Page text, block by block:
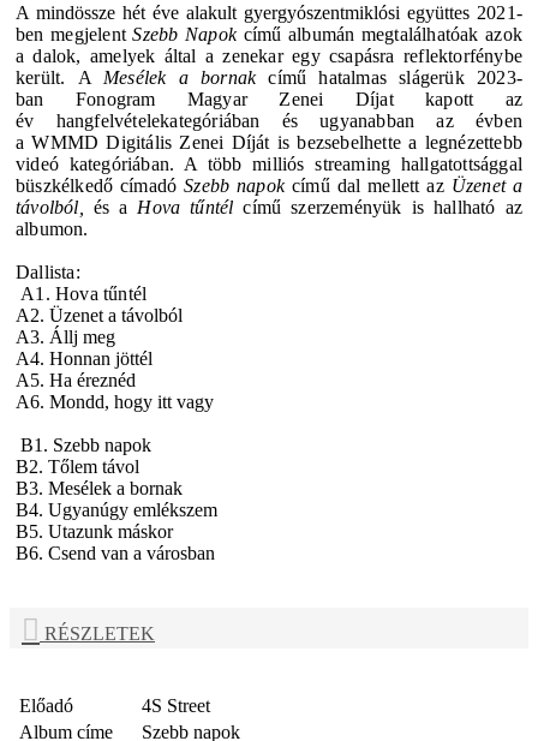
A mindössze hét éve alakult gyergyószentmiklósi együttes 2021-
ben megjelentSzebb Napokcímű albumán megtalálhatóak azok
a dalok, amelyek által a zenekaregy csapásra reflektorfénybe
került. A Mesélek a bornakcímű hatalmas slágerük 2023-
ban Fonogram Magyar Zenei Díjat kapott az
év hangfelvételekategóriában és ugyanabban az évben
aWMMD Digitális Zenei Díját is bezsebelhette a legnézettebb
videó kategóriában. A több milliósstreaming hallgatottsággal
büszkélkedő címadó Szebbnapokcímű dal mellett az Üzenet a
távolból,
és a Hovatűntélcímű szerzeményük is hallható az
albumon.
Dallista:
A1. Hova tűntél
A2. Üzenet a távolból
A3. Állj meg
A4. Honnan jöttél
A5. Ha éreznéd
A6. Mondd, hogy itt vagy
B1. Szebb napok
B2. Tőlem távol
B3. Mesélek a bornak
B4. Ugyanúgy emlékszem
B5. Utazunk máskor
B6. Csend van a városban
RÉSZLETEK
Előadó
4S Street
Album címe
Szebb napok